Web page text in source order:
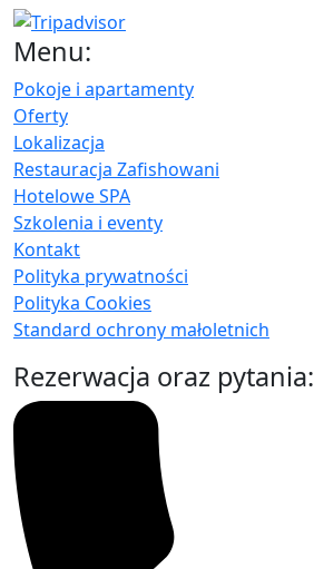
Menu:
Pokoje i apartamenty
Oferty
Lokalizacja
Restauracja Zafishowani
Hotelowe SPA
Szkolenia i eventy
Kontakt
Polityka prywatności
Polityka Cookies
Standard ochrony małoletnich
Rezerwacja oraz pytania: